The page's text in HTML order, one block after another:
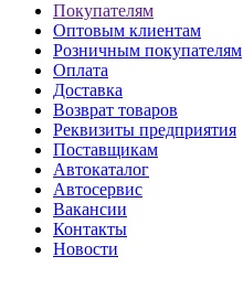
Покупателям
Оптовым клиентам
Розничным покупателям
Оплата
Доставка
Возврат товаров
Реквизиты предприятия
Поставщикам
Автокаталог
Автосервис
Вакансии
Контакты
Новости